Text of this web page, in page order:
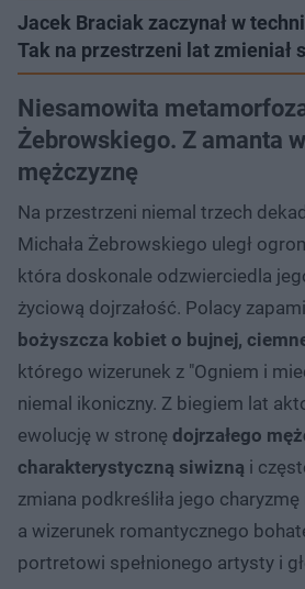
Jacek Braciak zaczynał w
Tak na przestrzeni lat zmieniał
Niesamowita
Żebrowskiego. Z amanta
mężczyznę
Na przestrzeni niemal trzech
Michała Żebrowskiego uległ
która doskonale odzwierciedla
życiową dojrzałość. Polacy
bożyszcza kobiet o bujnej,
którego wizerunek z "Ogniem i
niemal ikoniczny. Z biegiem lat
ewolucję w stronę dojrzałego
charakterystyczną siwizną i
zmiana podkreśliła jego
a wizerunek romantycznego
portretowi spełnionego artysty i